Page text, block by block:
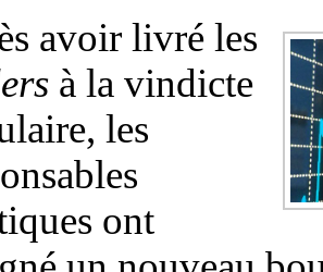
avoir livré les
à la vindicte
les
ont